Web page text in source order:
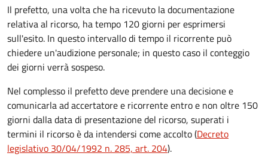
Il prefetto, una volta che ha ricevuto la documentazione
relativa al ricorso, ha tempo 120 giorni per esprimersi
sull'esito. In questo intervallo di tempo il ricorrente può
chiedere un'audizione personale; in questo caso il conteggio
dei giorni verrà sospeso.
Nel complesso il prefetto deve prendere una decisione e
comunicarla ad accertatore e ricorrente entro e non oltre 150
giorni dalla data di presentazione del ricorso, superati i
termini il ricorso è da intendersi come accolto (Decreto
legislativo 30/04/1992 n. 285, art. 204).